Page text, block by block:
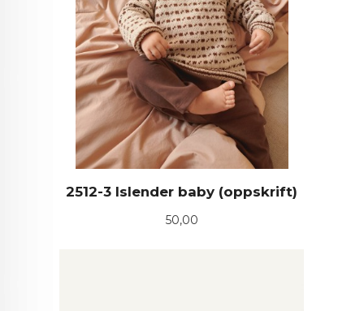
2512-3 Islender baby (oppskrift)
Pris
50,00